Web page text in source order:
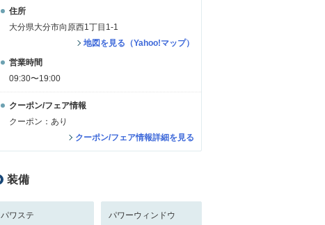
住所
大分県大分市向原西1丁目1-1
地図を見る（Yahoo!マップ）
営業時間
09:30〜19:00
クーポン/フェア情報
クーポン：あり
クーポン/フェア情報詳細を見る
装備
パワステ パワーウィンドウ